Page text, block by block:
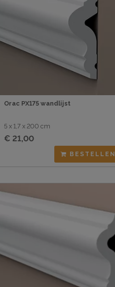
Orac PX175 wandlijst
5 x 1,7 x 200 cm
€ 21,00
BESTELLEN